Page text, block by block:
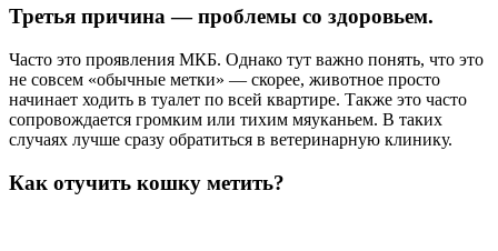
Третья причина — проблемы со здоровьем.
Часто это проявления МКБ. Однако тут важно понять, что это
не совсем «обычные метки» — скорее, животное просто
начинает ходить в туалет по всей квартире. Также это часто
сопровождается громким или тихим мяуканьем. В таких
случаях лучше сразу обратиться в ветеринарную клинику.
Как отучить кошку метить?